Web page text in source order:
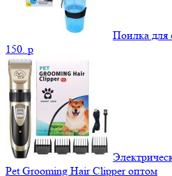
Поилка для
150. p
Pet Grooming Hair Clipper оптом